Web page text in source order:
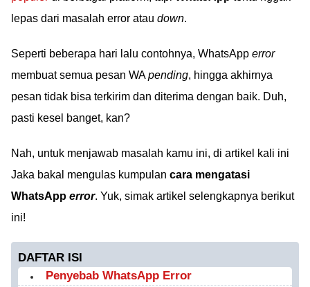
lepas dari masalah error atau down.
Seperti beberapa hari lalu contohnya, WhatsApp error
membuat semua pesan WApending, hingga akhirnya
pesan tidak bisa terkirim dan diterima dengan baik. Duh,
pasti kesel banget, kan?
Nah, untuk menjawab masalah kamu ini, di artikel kali ini
Jaka bakal mengulas kumpulan cara mengatasi
WhatsApp error. Yuk, simak artikel selengkapnya berikut
ini!
DAFTAR ISI
Penyebab WhatsApp Error